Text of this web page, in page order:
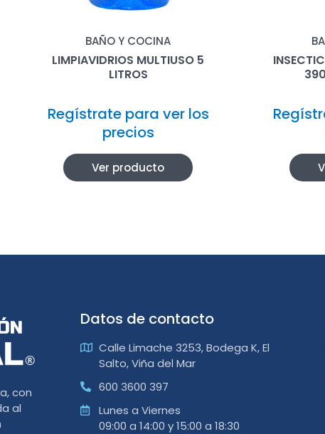
BAÑO Y COCINA
LIMPIAVIDRIOS MULTIUSO 5
LITROS
Regístrate para ver los
precios
Ver producto
con
al
Datos de contacto
Calle Limache 3253, Bodega K, El
Salto, Viña del Mar
600 3600 397
Lunes a Viernes
09:00 a 14:00 y 15:00 a 18:30